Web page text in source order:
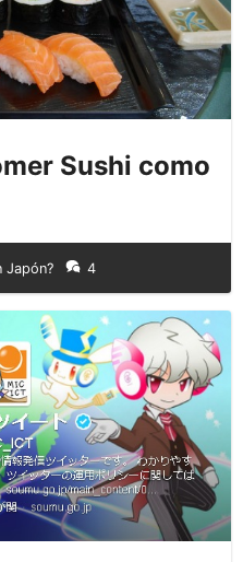
Sushi como
Japón? 4